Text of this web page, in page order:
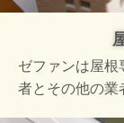
ゼファンは屋根
者とその他の業